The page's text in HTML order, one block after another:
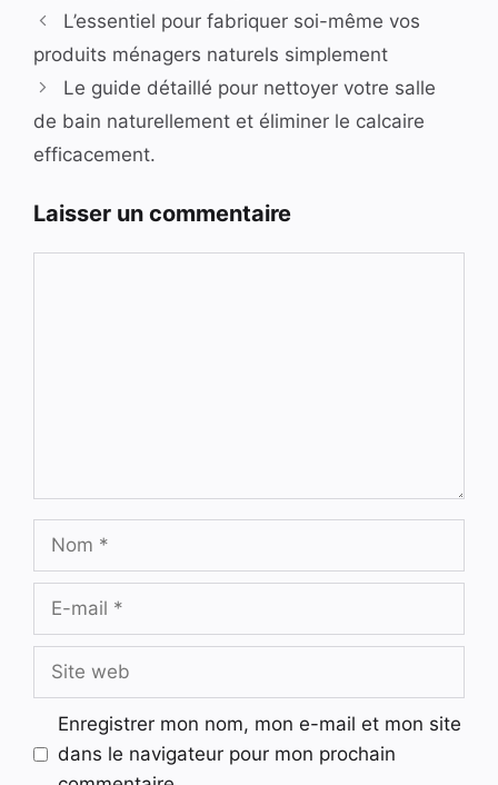
L’essentiel pour fabriquer soi-même vos
produits ménagers naturels simplement
Le guide détaillé pour nettoyer votre salle
de bain naturellement et éliminer le calcaire
efficacement.
Laisser un commentaire
Nom
Site
Enregistrer mon nom, mon e-mail et mon site
dans le navigateur pour mon prochain